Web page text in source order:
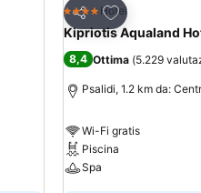
Condividi
Aggiungi ai
4 StelleHotel
Kipriotis Aqualand
8,4 Ottima (5.229
Psalidi, 1.2 km da:
Wi-Fi gratis
Piscina
Spa